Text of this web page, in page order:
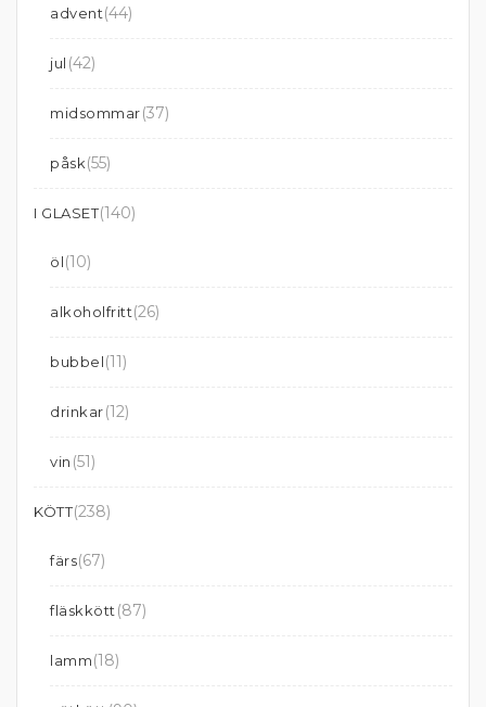
advent(44)
jul (42)
midsommar(37)
påsk(55)
I GLASET(140)
öl(10)
alkoholfritt(26)
bubbel(11)
drinkar(12)
vin (51)
KÖTT(238)
färs(67)
fläskkött (87)
lamm(18)